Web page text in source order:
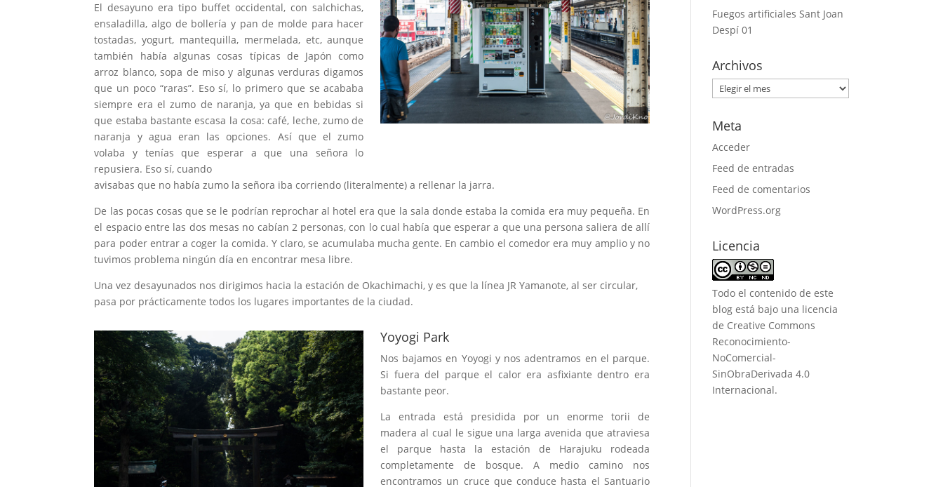
El desayuno era tipo buffet occidental, con salchichas,
ensaladilla, algo de bollería y pan de molde para hacer
tostadas, yogurt, mantequilla, mermelada, etc, aunque
también había algunas cosas típicas de Japón como
arroz blanco, sopa de miso y algunas verduras digamos
que un poco “raras”. Eso sí, lo primero que se acababa
siempre era el zumo de naranja, ya que en bebidas si
que estaba bastante escasa la cosa: café, leche, zumo de
naranja y agua eran las opciones. Así que el zumo
volaba y tenías que esperar a que una señora lo
repusiera. Eso sí, cuando
avisabas que no había zumo la señora iba corriendo (literalmente) a rellenar la jarra.
De las pocas cosas que se le podrían reprochar al hotel era que la sala donde estaba la comida era muy pequeña. En
el espacio entre las dos mesas no cabían 2 personas, con lo cual había que esperar a que una persona saliera de allí
para poder entrar a coger la comida. Y claro, se acumulaba mucha gente. En cambio el comedor era muy amplio y no
tuvimos problema ningún día en encontrar mesa libre.
Una vez desayunados nos dirigimos hacia la estación de Okachimachi, y es que la línea JR Yamanote, al ser circular,
pasa por prácticamente todos los lugares importantes de la ciudad.
Yoyogi Park
Nos bajamos en Yoyogi y nos adentramos en el parque.
Si fuera del parque el calor era asfixiante dentro era
bastante peor.
La entrada está presidida por un enorme torii de
madera al cual le sigue una larga avenida que atraviesa
el parque hasta la estación de Harajuku rodeada
completamente de bosque. A medio camino nos
encontramos un cruce que conduce hasta el Santuario
Fuegos artificiales Sant Joan
Despí 01
Archivos
Archivos
Meta
Acceder
Feed de entradas
Feed de comentarios
WordPress.org
Licencia
Todo el contenido de este
blog está bajo una licencia
de Creative Commons
Reconocimiento-
NoComercial-
SinObraDerivada 4.0
Internacional.